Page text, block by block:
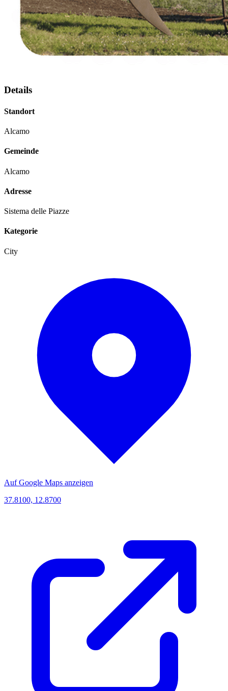
Details
Standort
Alcamo
Gemeinde
Alcamo
Adresse
Sistema delle Piazze
Kategorie
City
Auf Google Maps anzeigen
37.8100, 12.8700